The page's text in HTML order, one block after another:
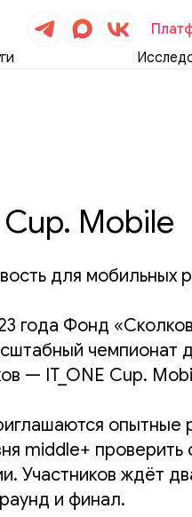
Cup. Mobile
для мобильных
года Фонд
чемпионат
— IT_ONE Cup.
опытные
middle+ проверить
Участников ждёт
и финал.